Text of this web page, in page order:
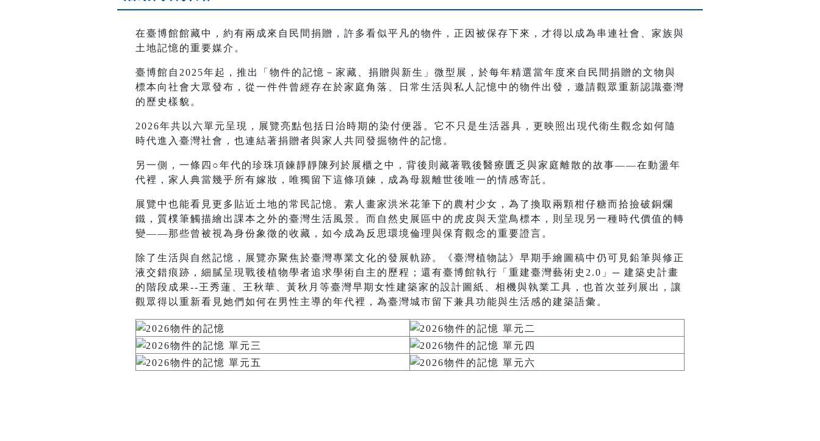
在臺博館館藏中，約有兩成來自民間捐贈，許多看似平凡的物件，正因被保存下來，才得以成為串連社會、家族與
土地記憶的重要媒介。
臺博館自2025年起，推出「物件的記憶－家藏、捐贈與新生」微型展，於每年精選當年度來自民間捐贈的文物與
標本向社會大眾發布，從一件件曾經存在於家庭角落、日常生活與私人記憶中的物件出發，邀請觀眾重新認識臺灣
的歷史樣貌。
2026年共以六單元呈現，展覽亮點包括日治時期的染付便器。它不只是生活器具，更映照出現代衛生觀念如何隨
時代進入臺灣社會，也連結著捐贈者與家人共同發掘物件的記憶。
另一側，一條四○年代的珍珠項鍊靜靜陳列於展櫃之中，背後則藏著戰後醫療匱乏與家庭離散的故事——在動盪年
代裡，家人典當幾乎所有嫁妝，唯獨留下這條項鍊，成為母親離世後唯一的情感寄託。
展覽中也能看見更多貼近土地的常民記憶。素人畫家洪米花筆下的農村少女，為了換取兩顆柑仔糖而拾撿破銅爛
鐵，質樸筆觸描繪出課本之外的臺灣生活風景。而自然史展區中的虎皮與天堂鳥標本，則呈現另一種時代價值的轉
變——那些曾被視為身份象徵的收藏，如今成為反思環境倫理與保育觀念的重要證言。
除了生活與自然記憶，展覽亦聚焦於臺灣專業文化的發展軌跡。《臺灣植物誌》早期手繪圖稿中仍可見鉛筆與修正
液交錯痕跡，細膩呈現戰後植物學者追求學術自主的歷程；還有臺博館執行「重建臺灣藝術史2.0」─ 建築史計畫
的階段成果--王秀蓮、王秋華、黃秋月等臺灣早期女性建築家的設計圖紙、相機與執業工具，也首次並列展出，讓
觀眾得以重新看見她們如何在男性主導的年代裡，為臺灣城市留下兼具功能與生活感的建築語彙。